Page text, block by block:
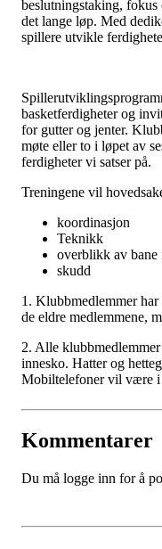
beslutningstaking,
det lange løp. Med
spillere utvikle
basketferdigheter og
for gutter og jenter.
møte eller to i løpet av
ferdigheter vi satser på.
Treningene vil
koordinasjon
Teknikk
overblikk av bane
skudd
1. Klubbmedlemmer
de eldre medlemmene,
2. Alle
innesko. Hatter og
Mobiltelefoner vil være i
Kommentarer
Du må logge inn for å